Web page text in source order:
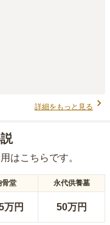
詳細をもっと見る
はこちらです。
骨堂 永代供養墓
万円 50万円